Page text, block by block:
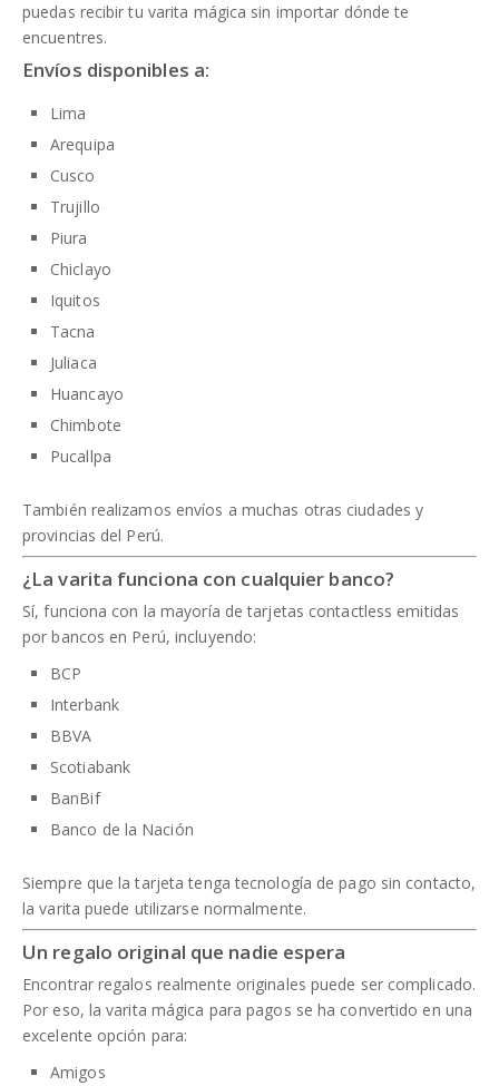
puedas recibir tu varita mágica sin importar dónde te
encuentres.
Envíos disponibles a:
Lima
Arequipa
Cusco
Trujillo
Piura
Chiclayo
Iquitos
Tacna
Juliaca
Huancayo
Chimbote
Pucallpa
También realizamos envíos a muchas otras ciudades y
provincias del Perú.
¿La varita funciona con cualquier banco?
Sí, funciona con la mayoría de tarjetas contactless emitidas
por bancos en Perú, incluyendo:
BCP
Interbank
BBVA
Scotiabank
BanBif
Banco de la Nación
Siempre que la tarjeta tenga tecnología de pago sin contacto,
la varita puede utilizarse normalmente.
Un regalo original que nadie espera
Encontrar regalos realmente originales puede ser complicado.
Por eso, la varita mágica para pagos se ha convertido en una
excelente opción para:
Amigos